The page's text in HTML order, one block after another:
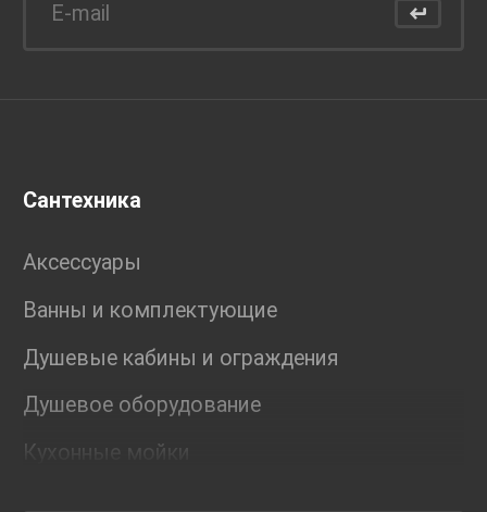
Сантехника
Аксессуары
Ванны и комплектующие
Душевые кабины и ограждения
Душевое оборудование
Кухонные мойки